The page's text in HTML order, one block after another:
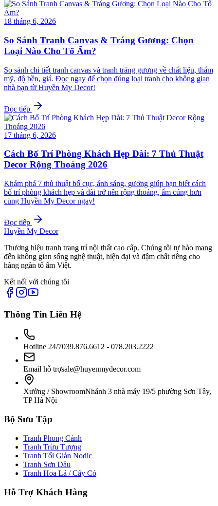
18 tháng 6, 2026
So Sánh Tranh Canvas & Tráng Gương: Chọn
Loại Nào Cho Tổ Ấm?
So sánh chi tiết tranh canvas và tranh tráng gương về chất liệu, thẩm
mỹ, độ bền, giá. Đọc ngay để chọn đúng loại tranh cho không gian
nhà bạn từ Huyền My Decor!
Đọc tiếp
17 tháng 6, 2026
Cách Bố Trí Phòng Khách Hẹp Dài: 7 Thủ Thuật
Decor Rộng Thoáng 2026
Khám phá 7 thủ thuật bố cục, ánh sáng, gương giúp bạn biết cách
bố trí phòng khách hẹp và dài trở nên rộng thoáng, ấm cúng hơn
cùng Huyền My Decor ngay!
Đọc tiếp
Huyền My Decor
Thương hiệu tranh trang trí nội thất cao cấp. Chúng tôi tự hào mang
đến không gian sống nghệ thuật, hiện đại và đậm chất riêng cho
hàng ngàn tổ ấm Việt.
Kết nối với chúng tôi
Thông Tin Liên Hệ
Hotline 24/7039.876.6612 - 078.203.2222
Email hỗ trợsale@huyenmydecor.com
Xưởng / ShowroomNhánh 3 nhà máy 19/5 phường Sơn Tây,
TP Hà Nội
Bộ Sưu Tập
Tranh Phong Cảnh
Tranh Trừu Tượng
Tranh Tối Giản Nodic
Tranh Sơn Dầu
Tranh Hoa Lá / Cây Cỏ
Hỗ Trợ Khách Hàng